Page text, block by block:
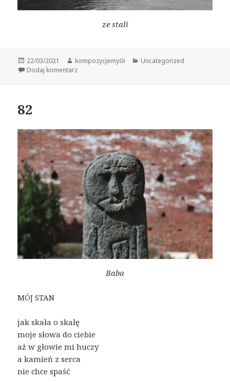
ze stali
Data
publikacji
22/03/2021 Autor
kompozycjemyśli Kategorie
Uncategorized
Dodaj komentarzdo 83
82
Baba
MÓJ STAN
jak skała o skałę
moje słowa do ciebie
aż w głowie mi huczy
a kamień z serca
nie chce spaść